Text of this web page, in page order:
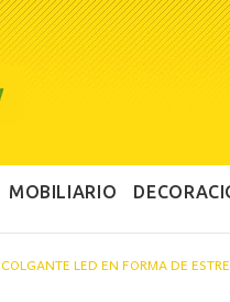
MOBILIARIO
COLGANTE LED EN FORMA DE